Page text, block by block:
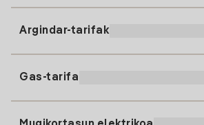
91 919 52 73
clientes@tuiberdrola.es
Gasean alta ematea
Argindar-tarifak
Gas-tarifa